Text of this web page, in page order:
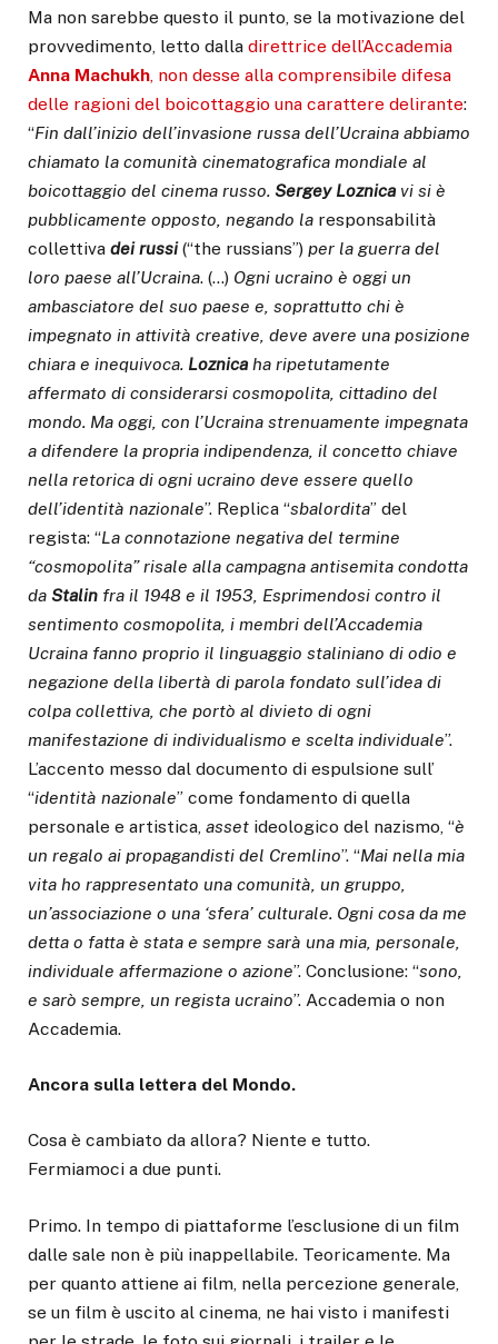
Ma non sarebbe questo il punto, se la motivazione del
provvedimento, letto dalla direttrice dell’Accademia
Anna Machukh, non desse alla comprensibile difesa
delle ragioni del boicottaggio una carattere delirante:
“Fin dall’inizio dell’invasione russa dell’Ucraina abbiamo
chiamato la comunità cinematografica mondiale al
boicottaggio del cinema russo. Sergey Loznicavi si è
pubblicamente opposto, negando la responsabilità
collettiva dei russi(“the russians”) per la guerra del
loro paese all’Ucraina. (…) Ogni ucraino è oggi un
ambasciatore del suo paese e, soprattutto chi è
impegnato in attività creative, deve avere una posizione
chiara e inequivoca. Loznicaha ripetutamente
affermato di considerarsi cosmopolita, cittadino del
mondo. Ma oggi, con l’Ucraina strenuamente impegnata
a difendere la propria indipendenza, il concetto chiave
nella retorica di ogni ucraino deve essere quello
dell’identità nazionale”. Replica “sbalordita” del
regista: “La connotazione negativa del termine
“cosmopolita” risale alla campagna antisemita condotta
da Stalin fra il 1948 e il 1953, Esprimendosi contro il
sentimento cosmopolita, i membri dell’Accademia
Ucraina fanno proprio il linguaggio staliniano di odio e
negazione della libertà di parola fondato sull’idea di
colpa collettiva, che portò al divieto di ogni
manifestazione di individualismo e scelta individuale”.
L’accento messo dal documento di espulsione sull’
“identità nazionale” come fondamento di quella
personale e artistica, asset ideologico del nazismo, “è
un regalo ai propagandisti del Cremlino”. “Mai nella mia
vita ho rappresentato una comunità, un gruppo,
un’associazione o una ‘sfera’ culturale. Ogni cosa da me
detta o fatta è stata e sempre sarà una mia, personale,
individuale affermazione o azione”. Conclusione: “sono,
e sarò sempre, un regista ucraino”. Accademia o non
Accademia.
Ancora sulla lettera del Mondo.
Cosa è cambiato da allora? Niente e tutto.
Fermiamoci a due punti.
Primo. In tempo di piattaforme l’esclusione di un film
dalle sale non è più inappellabile. Teoricamente. Ma
per quanto attiene ai film, nella percezione generale,
se un film è uscito al cinema, ne hai visto i manifesti